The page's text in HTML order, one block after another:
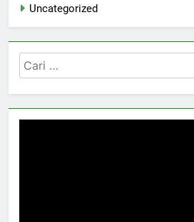
Uncategorized
Cari
untuk: